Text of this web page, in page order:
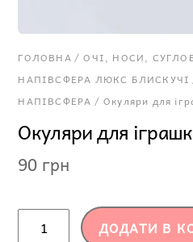
ГОЛОВНА/ОЧІ, НОСИ,
НАПІВСФЕРА ЛЮКС БЛИСКУЧІ
НАПІВСФЕРА / Окуляри для
Окуляри для
90 грн
ДОДАТИ В